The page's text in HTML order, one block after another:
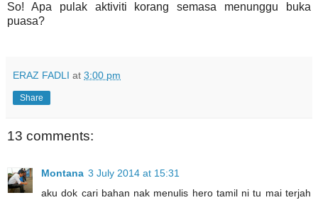
So! Apa pulak aktiviti korang semasa menunggu buka
puasa?
ERAZ FADLI at 3:00 pm
Share
13 comments:
Montana 3 July 2014 at 15:31
aku dok cari bahan nak menulis hero tamil ni tu mai terjah